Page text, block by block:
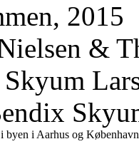
2015
&
byen i Aarhus og København